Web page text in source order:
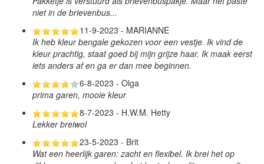
niet in de brievenbus...
11-9-2023 - MARIANNE
Ik heb kleur bengale gekozen voor een vestje. Ik vind de
kleur prachtig, staat goed bij mijn grijze haar. Ik maak eerst
iets anders af en ga er dan mee beginnen.
6-8-2023 - Olga
prima garen, mooie kleur
8-7-2023 - H.W.M. Hetty
Lekker breiwol
23-5-2023 - Brit
Wat een heerlijk garen: zacht en flexibel. Ik brei het op